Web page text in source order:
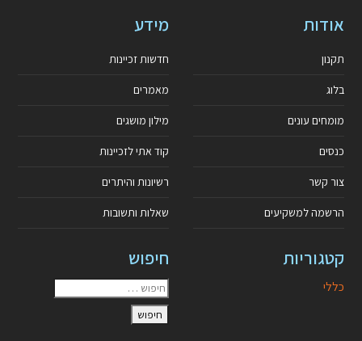
אודות
תקנון
בלוג
מומחים עונים
כנסים
צור קשר
הרשמה למשקיעים
מידע
חדשות זכיינות
מאמרים
מילון מושגים
קוד אתי לזכיינות
רשיונות והיתרים
שאלות ותשובות
קטגוריות
כללי
חיפוש